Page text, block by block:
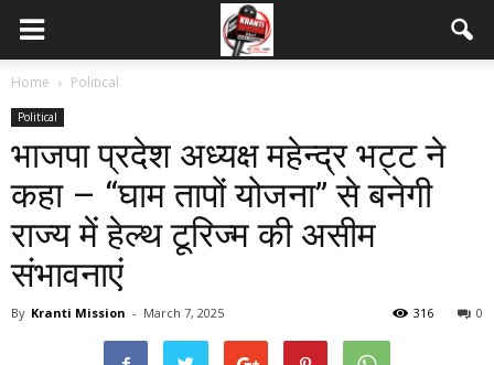
Home Political
Political
भाजपा प्रदेश अध्यक्ष महेन्द्र भट्ट ने
कहा – “घाम तापों योजना” से बनेगी
राज्य में हेल्थ टूरिज्म की असीम
संभावनाएं
By Kranti Mission - March 7, 2025 0
316